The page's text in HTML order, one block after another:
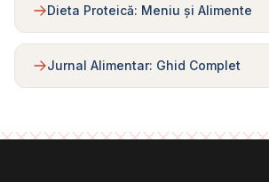
Dieta Proteică: Meniu și Alimente
Jurnal Alimentar: Ghid Complet